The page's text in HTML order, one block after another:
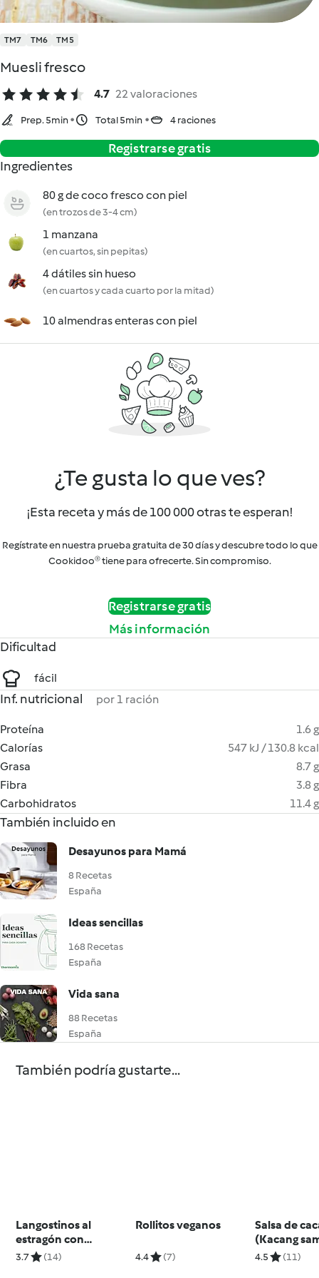
TM7 TM6 TM5
Muesli fresco
4.7 22 valoraciones
Prep. 5min Total 5min 4 raciones
Registrarse gratis
Ingredientes
80 g de coco fresco con piel
(en trozos de 3-4 cm)
1 manzana
(en cuartos, sin pepitas)
4 dátiles sin hueso
(en cuartos y cada cuarto por la mitad)
10 almendras enteras con piel
¿Te gusta lo que ves?
¡Esta receta y más de 100 000 otras te esperan!
Regístrate en nuestra prueba gratuita de 30 días y descubre todo lo que
Cookidoo® tiene para ofrecerte. Sin compromiso.
Registrarse gratis
Más información
Dificultad
fácil
Inf. nutricional por 1 ración
Proteína
1.6 g
Calorías
547 kJ / 130.8 kcal
Grasa
8.7 g
Fibra
3.8 g
Carbohidratos
11.4 g
También incluido en
Desayunos para Mamá
8 Recetas
España
Ideas sencillas
168 Recetas
España
Vida sana
88 Recetas
España
También podría gustarte...
Langostinos al
estragón con
mantequilla de lima
3.7 (14)
Rollitos veganos
4.4 (7)
Salsa de
(Kacang
Indonesia
4.5 (11)